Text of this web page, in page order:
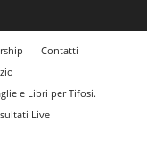
Contatti
e Libri per Tifosi.
Live